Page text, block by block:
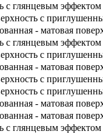
с глянцевым эффектом
с
- матовая
с глянцевым эффектом
с
- матовая
с
с
- матовая
- матовая
с глянцевым эффектом